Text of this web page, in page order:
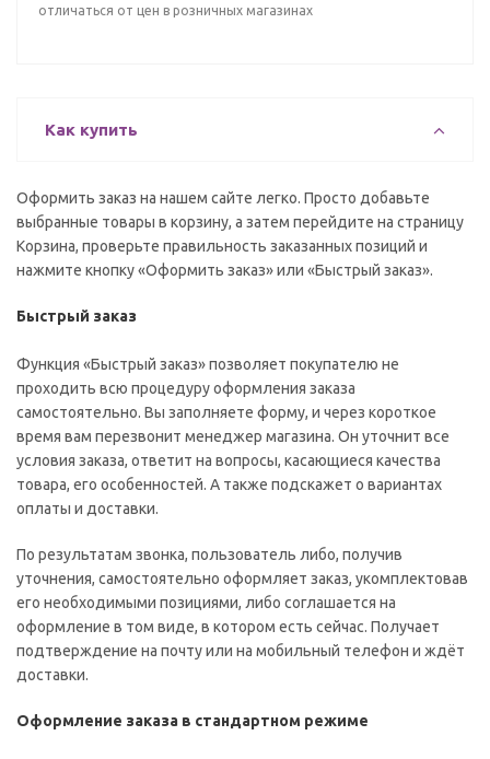
отличаться от цен в розничных магазинах
Как купить
Оформить заказ на нашем сайте легко. Просто добавьте
выбранные товары в корзину, а затем перейдите на страницу
Корзина, проверьте правильность заказанных позиций и
нажмите кнопку «Оформить заказ» или «Быстрый заказ».
Быстрый заказ
Функция «Быстрый заказ» позволяет покупателю не
проходить всю процедуру оформления заказа
самостоятельно. Вы заполняете форму, и через короткое
время вам перезвонит менеджер магазина. Он уточнит все
условия заказа, ответит на вопросы, касающиеся качества
товара, его особенностей. А также подскажет о вариантах
оплаты и доставки.
По результатам звонка, пользователь либо, получив
уточнения, самостоятельно оформляет заказ, укомплектовав
его необходимыми позициями, либо соглашается на
оформление в том виде, в котором есть сейчас. Получает
подтверждение на почту или на мобильный телефон и ждёт
доставки.
Оформление заказа в стандартном режиме